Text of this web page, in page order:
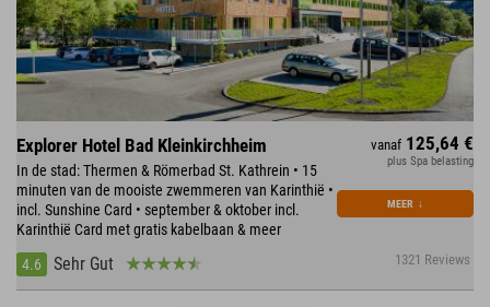
Explorer Hotel Bad Kleinkirchheim
In de stad: Thermen & Römerbad St. Kathrein • 15
minuten van de mooiste zwemmeren van Karinthië •
incl. Sunshine Card • september & oktober incl.
Karinthië Card met gratis kabelbaan & meer
4.6
Sehr Gut 1321 Reviews
vanaf 125,64 €
plus Spa belasting
MEER ↓